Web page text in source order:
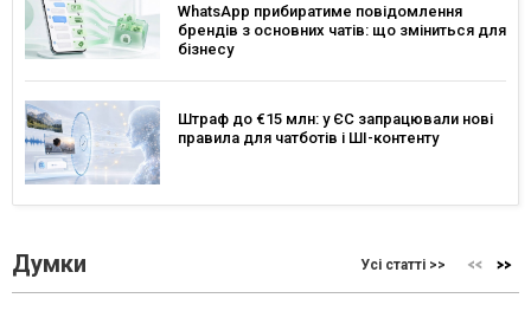
WhatsApp прибиратиме повідомлення
брендів з основних чатів: що зміниться для
бізнесу
Штраф до €15 млн: у ЄС запрацювали нові
правила для чатботів і ШІ-контенту
Думки Усі статті >>